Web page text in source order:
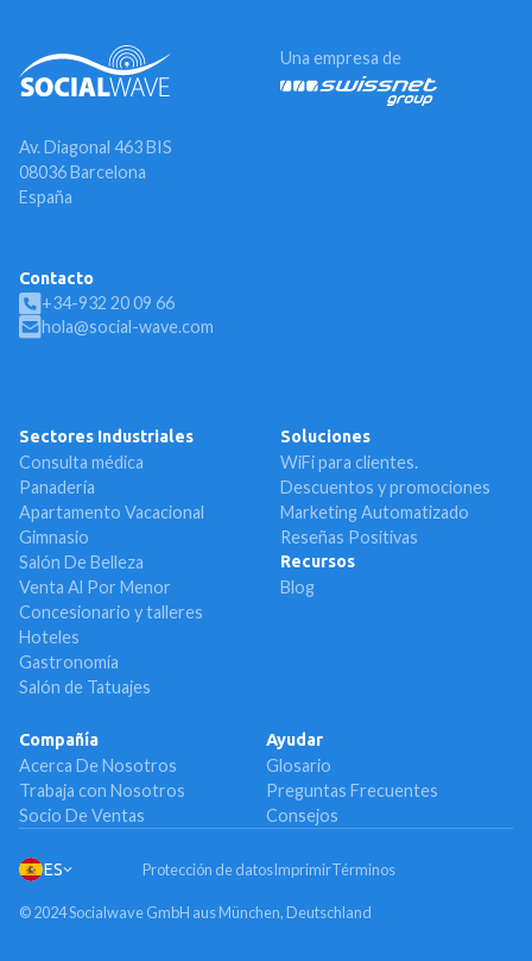
Av. Diagonal 463 BIS
08036 Barcelona
España
Una empresa de
Contacto
+34-932 20 09 66
hola@social-wave.com
Sectores Industriales
Consulta médica
Panadería
Apartamento Vacacional
Gimnasio
Salón De Belleza
Venta Al Por Menor
Concesionario y talleres
Hoteles
Gastronomía
Salón de Tatuajes
Soluciones
WiFi para clientes.
Descuentos y promociones
Marketing Automatizado
Reseñas Positivas
Recursos
Blog
Compañía
Acerca De Nosotros
Trabaja con Nosotros
Socio De Ventas
Ayudar
Glosario
Preguntas Frecuentes
Consejos
ES
© 2024 Socialwave GmbH aus München, Deutschland
Protección de datosImprimirTérminos